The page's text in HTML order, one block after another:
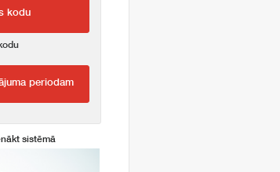
kodu
periodam
sistēmā